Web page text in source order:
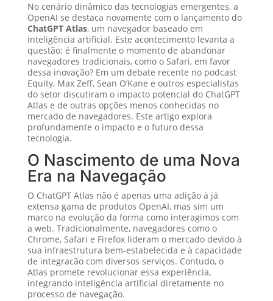
No cenário dinâmico das tecnologias emergentes, a
OpenAI se destaca novamente com o lançamento do
ChatGPT Atlas, um navegador baseado em
inteligência artificial. Este acontecimento levanta a
questão: é finalmente o momento de abandonar
navegadores tradicionais, como o Safari, em favor
dessa inovação? Em um debate recente no podcast
Equity, Max Zeff, Sean O’Kane e outros especialistas
do setor discutiram o impacto potencial do ChatGPT
Atlas e de outras opções menos conhecidas no
mercado de navegadores. Este artigo explora
profundamente o impacto e o futuro dessa
tecnologia.
O Nascimento de uma Nova
Era na Navegação
O ChatGPT Atlas não é apenas uma adição à já
extensa gama de produtos OpenAI, mas sim um
marco na evolução da forma como interagimos com
a web. Tradicionalmente, navegadores como o
Chrome, Safari e Firefox lideram o mercado devido à
sua infraestrutura bem-estabelecida e à capacidade
de integracão com diversos serviços. Contudo, o
Atlas promete revolucionar essa experiência,
integrando inteligência artificial diretamente no
processo de navegação.